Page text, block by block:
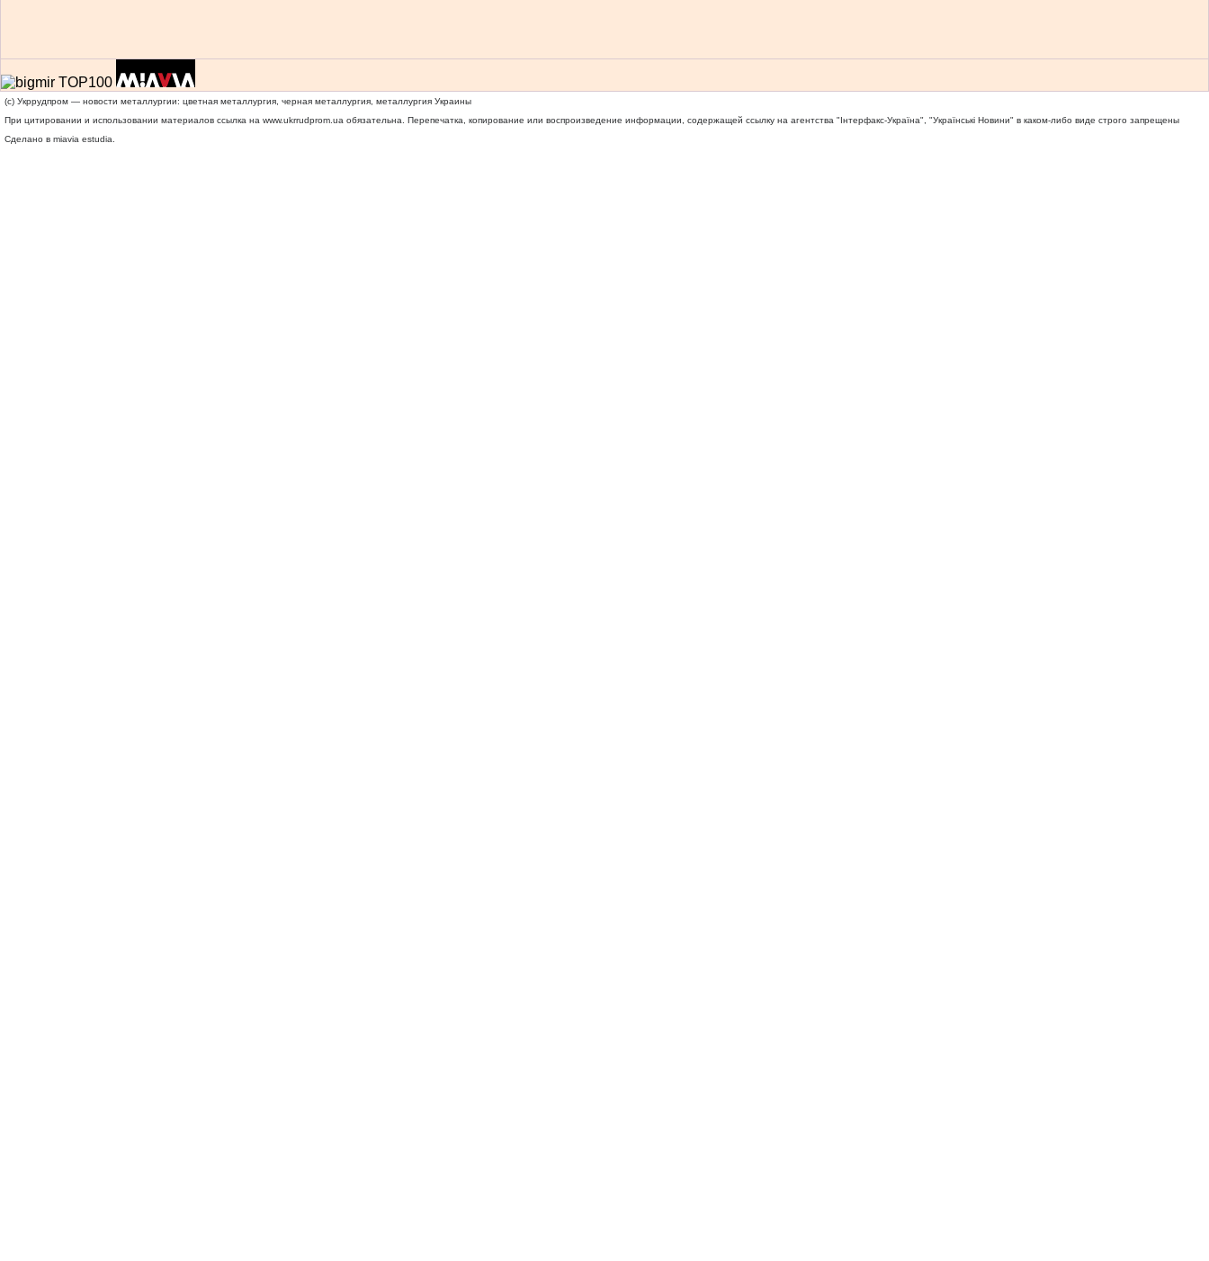
(c) Укррудпром — новости металлургии: цветная металлургия, черная металлургия, металлургия Украины
При цитировании и использовании материалов ссылка на www.ukrrudprom.ua обязательна. Перепечатка, копирование или воспроизведение информации, содержащей ссылку на агентства "Iнтерфакс-Україна", "Українськi Новини" в каком-либо виде строго запрещены
Сделано в miavia estudia.